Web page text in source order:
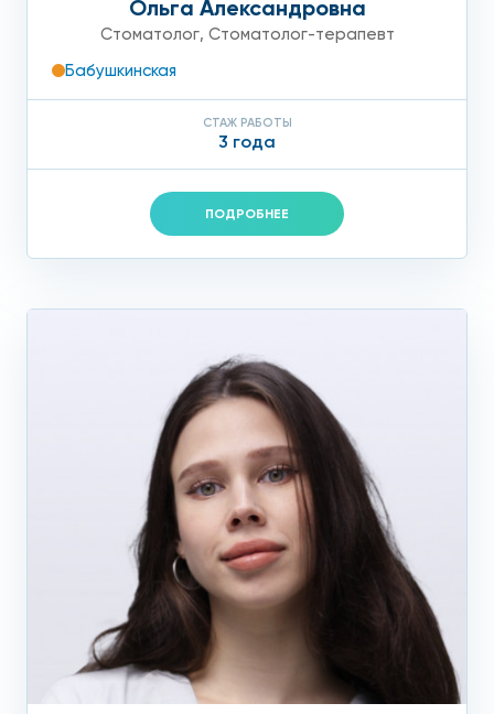
Ольга Александровна
Стоматолог, Стоматолог-терапевт
Бабушкинская
СТАЖ РАБОТЫ
3 года
ПОДРОБНЕЕ